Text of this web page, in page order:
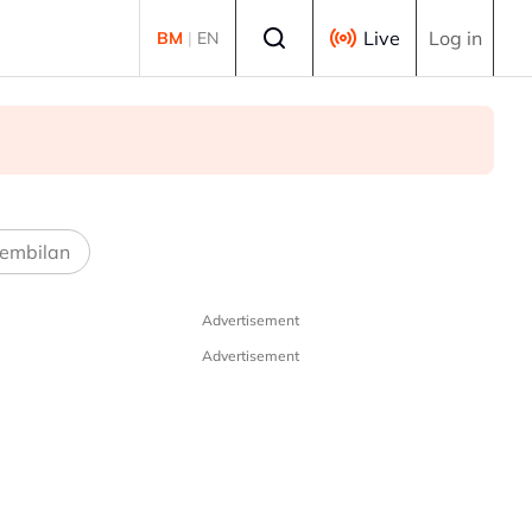
BM | EN Live Log in
Advertisement
Advertisement